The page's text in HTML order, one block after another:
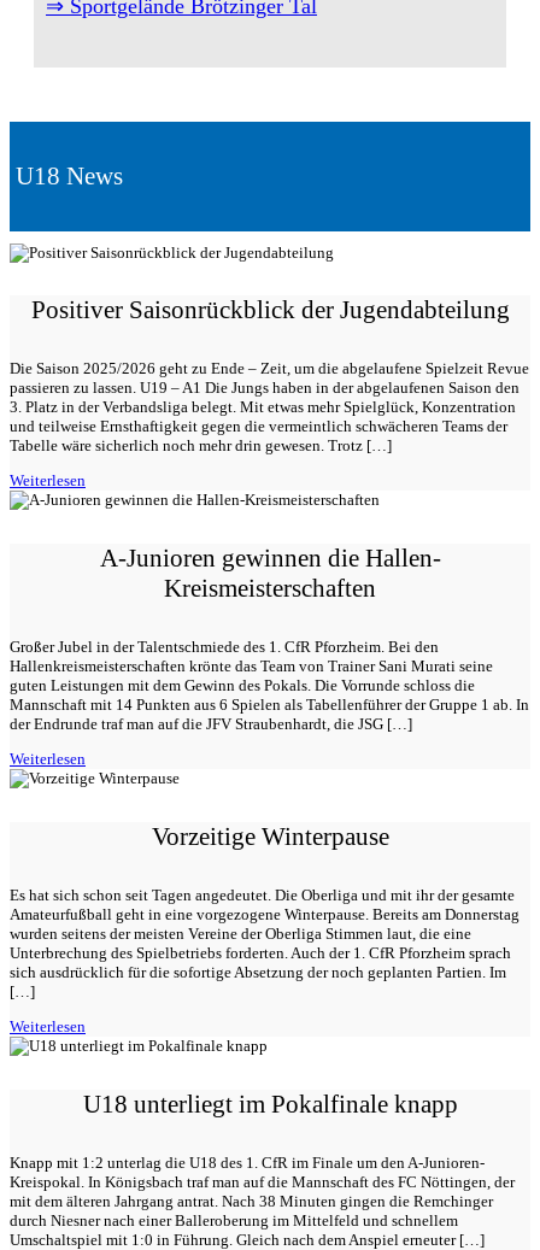
⇒ Sportgelände Brötzinger Tal
U18 News
Positiver Saisonrückblick der Jugendabteilung
Die Saison 2025/2026 geht zu Ende – Zeit, um die abgelaufene Spielzeit Revue
passieren zu lassen. U19 – A1 Die Jungs haben in der abgelaufenen Saison den
3. Platz in der Verbandsliga belegt. Mit etwas mehr Spielglück, Konzentration
und teilweise Ernsthaftigkeit gegen die vermeintlich schwächeren Teams der
Tabelle wäre sicherlich noch mehr drin gewesen. Trotz […]
Weiterlesen
A-Junioren gewinnen die Hallen-
Kreismeisterschaften
Großer Jubel in der Talentschmiede des 1. CfR Pforzheim. Bei den
Hallenkreismeisterschaften krönte das Team von Trainer Sani Murati seine
guten Leistungen mit dem Gewinn des Pokals. Die Vorrunde schloss die
Mannschaft mit 14 Punkten aus 6 Spielen als Tabellenführer der Gruppe 1 ab. In
der Endrunde traf man auf die JFV Straubenhardt, die JSG […]
Weiterlesen
Vorzeitige Winterpause
Es hat sich schon seit Tagen angedeutet. Die Oberliga und mit ihr der gesamte
Amateurfußball geht in eine vorgezogene Winterpause. Bereits am Donnerstag
wurden seitens der meisten Vereine der Oberliga Stimmen laut, die eine
Unterbrechung des Spielbetriebs forderten. Auch der 1. CfR Pforzheim sprach
sich ausdrücklich für die sofortige Absetzung der noch geplanten Partien. Im
[…]
Weiterlesen
U18 unterliegt im Pokalfinale knapp
Knapp mit 1:2 unterlag die U18 des 1. CfR im Finale um den A-Junioren-
Kreispokal. In Königsbach traf man auf die Mannschaft des FC Nöttingen, der
mit dem älteren Jahrgang antrat. Nach 38 Minuten gingen die Remchinger
durch Niesner nach einer Balleroberung im Mittelfeld und schnellem
Umschaltspiel mit 1:0 in Führung. Gleich nach dem Anspiel erneuter […]